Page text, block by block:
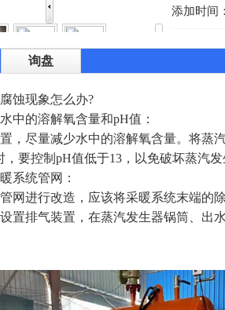
添加时间
询盘
蚀现象怎么办?
的溶解氧含量和pH值：
尽量减少水中的溶解氧含量。将蒸
，要控制pH值低于13，以免破坏蒸汽
统管网：
行改造，应该将采暖系统末端的除
设置排气装置，在蒸汽发生器锅筒